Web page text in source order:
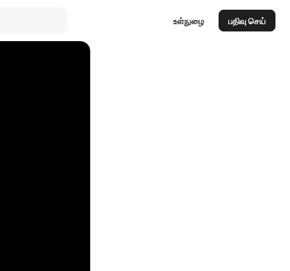
உள்நுழை பதிவு செய்